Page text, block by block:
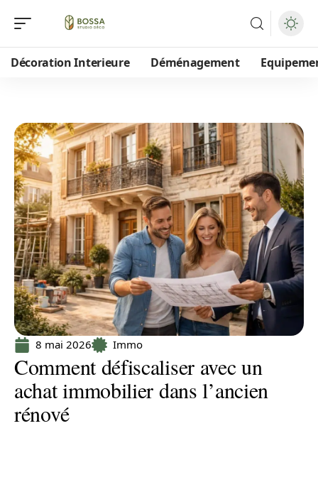
Décoration Interieure Déménagement
8 mai 2026 Immo
Comment défiscaliser avec un
achat immobilier dans l’ancien
rénové